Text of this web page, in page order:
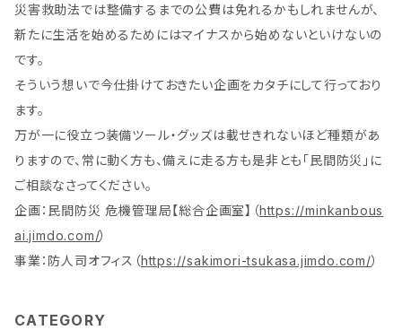
災害救助法では整備するまでの公費は免れるかもしれませんが、
新たに生活を始めるためにはマイナスから始めないといけないの
です。
そういう想いで今仕掛けておきたい企画をカタチにして行っており
ます。
万が一に役立つ装備ツール・グッズは載せきれないほど種類があ
りますので、常に動く方も、備えに走る方も是非とも「民間防災」に
ご相談なさってください。
企画：民間防災 危機管理局【総合企画室】（https://minkanbous
ai.jimdo.com/）
事業：防人司オフィス（https://sakimori-tsukasa.jimdo.com/）
CATEGORY